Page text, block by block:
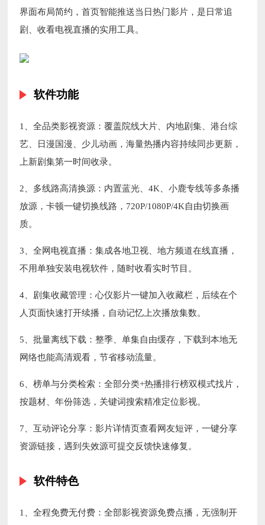
界面布局简约，首页智能推送当日热门影片，是日常追
剧、收看电视直播的实用工具。
软件功能
1、全品类影视资源：覆盖院线大片、内地剧集、港台综
艺、日漫国漫、少儿动画，海量热播内容持续同步更新，
上新剧集第一时间收录。
2、多线路高清换源：内置蓝光、4K、小鹿专线等多条播
放源，卡顿一键切换线路，720P/1080P/4K自由切换画
质。
3、全网电视直播：集成各地卫视、地方频道在线直播，
不用单独安装电视软件，随时收看实时节目。
4、剧集收藏管理：心仪影片一键加入收藏栏，后续在个
人页面快速打开续播，自动记忆上次播放集数。
5、批量离线下载：整季、单集自由缓存，下载到本地无
网络也能高清观看，节省移动流量。
6、榜单与分类检索：全部分类+热播排行榜双模式找片，
按题材、年份筛选，关键词搜索精准定位影视。
7、互动评论分享：影片详情页查看网友短评，一键分享
资源链接，遇到失效源可提交反馈快速修复。
软件特色
1、全程免费无付费：全部影视资源免费点播，无强制开